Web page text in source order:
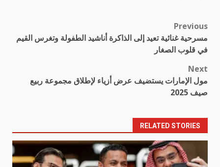
Post
navigation
Previous
مسرحية غنائية تعيد إلى الذاكرة أناشيد الطفولة وتغرس القيم
في قلوب الصغار
Next
مول الإمارات يستضيف عرض أزياء لإطلاق مجموعة ربيع
صيف 2025
RELATED STORIES